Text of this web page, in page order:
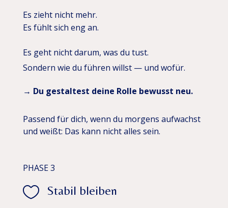
Es zieht nicht mehr.
Es fühlt sich eng an.
Es geht nicht darum, was du tust.
Sondern wie du führen willst — und wofür.
→ Du gestaltest deine Rolle bewusst neu.
Passend für dich, wenn du morgens aufwachst
und weißt: Das kann nicht alles sein.
PHASE 3
 Stabil bleiben